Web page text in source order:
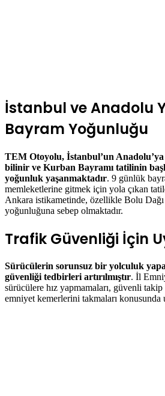
İstanbul ve Anadolu
Bayram Yoğunluğu
TEM Otoyolu, İstanbul’un Anadolu’ya
bilinir ve Kurban Bayramı tatilinin
yoğunluk yaşanmaktadır. 9 günlük
memleketlerine gitmek için yola çıkan
Ankara istikametinde, özellikle Bolu
yoğunluğuna sebep olmaktadır.
Trafik Güvenliği İçin
Sürücülerin sorunsuz bir yolculuk
güvenliği tedbirleri artırılmıştır. İl
sürücülere hız yapmamaları, güvenli takip
emniyet kemerlerini takmaları konusunda